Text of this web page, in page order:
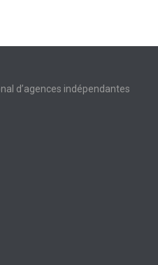
d’agences indépendantes